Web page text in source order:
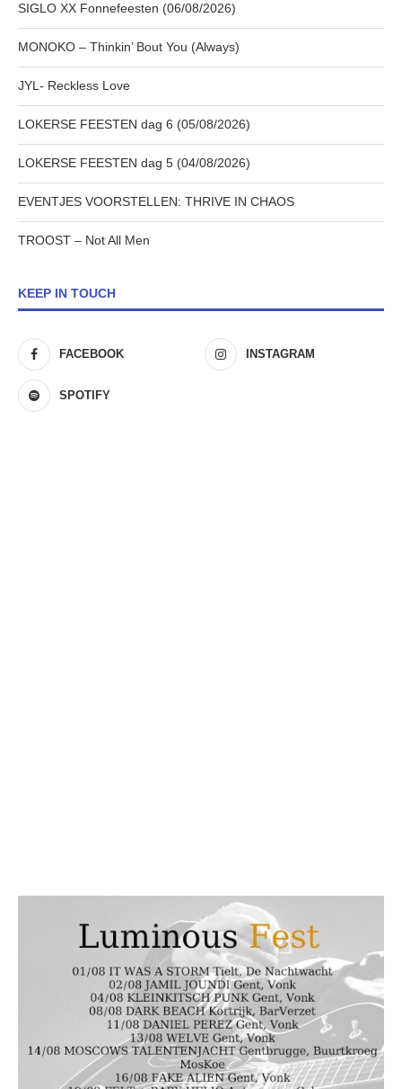
SIGLO XX Fonnefeesten (06/08/2026)
MONOKO – Thinkin’ Bout You (Always)
JYL- Reckless Love
LOKERSE FEESTEN dag 6 (05/08/2026)
LOKERSE FEESTEN dag 5 (04/08/2026)
EVENTJES VOORSTELLEN: THRIVE IN CHAOS
TROOST – Not All Men
KEEP IN TOUCH
FACEBOOK INSTAGRAM
SPOTIFY